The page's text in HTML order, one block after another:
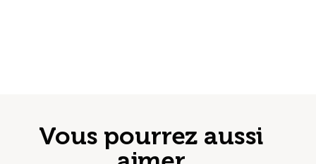
Vous pourrez aussi